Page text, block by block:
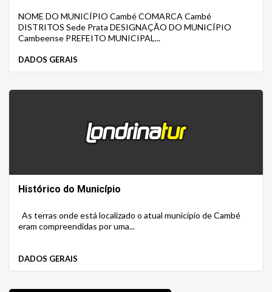
NOME DO MUNICÍPIO Cambé COMARCA Cambé
DISTRITOS Sede Prata DESIGNAÇÃO DO MUNICÍPIO
Cambeense PREFEITO MUNICIPAL...
DADOS GERAIS
Histórico do Município
As terras onde está localizado o atual município de Cambé
eram compreendidas por uma...
DADOS GERAIS